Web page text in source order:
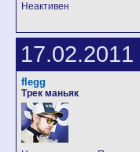
Неактивен
flegg
Трек маньяк